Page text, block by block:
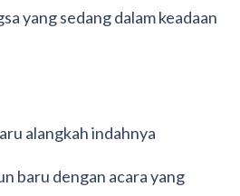
yang sedang dalam keadaan
alangkah indahnya
baru dengan acara yang